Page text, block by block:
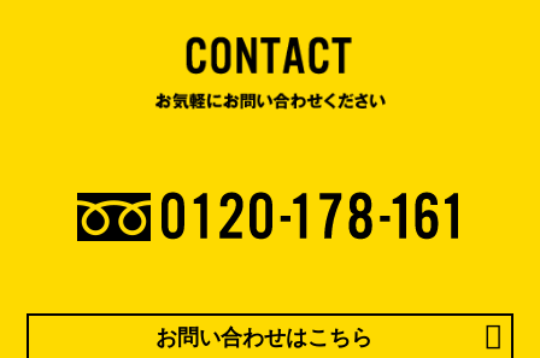
お問い合わせはこちら